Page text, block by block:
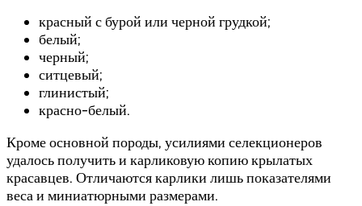
красный с бурой или черной грудкой;
белый;
черный;
ситцевый;
глинистый;
красно-белый.
Кроме основной породы, усилиями селекционеров
удалось получить и карликовую копию крылатых
красавцев. Отличаются карлики лишь показателями
веса и миниатюрными размерами.